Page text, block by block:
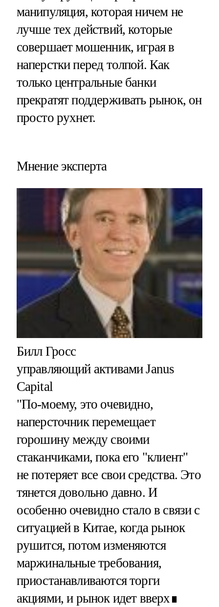
манипуляция, которая ничем не
лучше тех действий, которые
совершает мошенник, играя в
наперстки перед толпой. Как
только центральные банки
прекратят поддерживать рынок, он
просто рухнет.
Мнение эксперта
Билл Гросс
управляющий активами Janus
Capital
"По-моему, это очевидно,
наперсточник перемещает
горошину между своими
стаканчиками, пока его "клиент"
не потеряет все свои средства. Это
тянется довольно давно. И
особенно очевидно стало в связи с
ситуацией в Китае, когда рынок
рушится, потом изменяются
маржинальные требования,
приостанавливаются торги
акциями, и рынок идет вверх∎